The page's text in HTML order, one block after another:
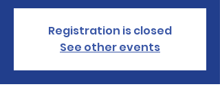
Registration is closed
See other events